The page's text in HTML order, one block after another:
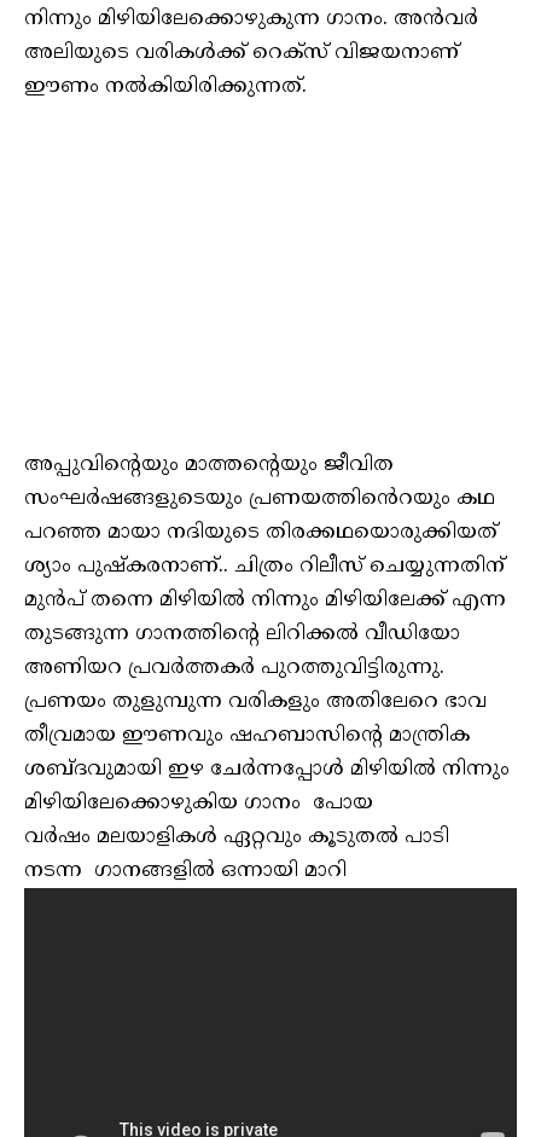
നിന്നും മിഴിയിലേക്കൊഴുകുന്ന ഗാനം. അൻവർ
അലിയുടെ വരികൾക്ക് റെക്സ് വിജയനാണ്
ഈണം നൽകിയിരിക്കുന്നത്.
അപ്പുവിന്റെയും മാത്തന്റെയും ജീവിത
സംഘർഷങ്ങളുടെയും പ്രണയത്തിൻെറയും കഥ
പറഞ്ഞ മായാ നദിയുടെ തിരക്കഥയൊരുക്കിയത്
ശ്യാം പുഷ്കരനാണ്.. ചിത്രം റിലീസ് ചെയ്യുന്നതിന്
മുൻപ് തന്നെ മിഴിയിൽ നിന്നും മിഴിയിലേക്ക് എന്ന
തുടങ്ങുന്ന ഗാനത്തിന്റെ ലിറിക്കൽ വീഡിയോ
അണിയറ പ്രവർത്തകർ പുറത്തുവിട്ടിരുന്നു.
പ്രണയം തുളുമ്പുന്ന വരികളും അതിലേറെ ഭാവ
തീവ്രമായ ഈണവും ഷഹബാസിന്റെ മാന്ത്രിക
ശബ്ദവുമായി ഇഴ ചേർന്നപ്പോൾ മിഴിയിൽ നിന്നും
മിഴിയിലേക്കൊഴുകിയ ഗാനം പോയ
വർഷം മലയാളികൾ ഏറ്റവും കൂടുതൽ പാടി
നടന്ന ഗാനങ്ങളിൽ ഒന്നായി മാറി